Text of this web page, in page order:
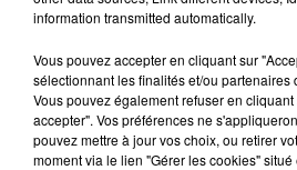
L'agenda de Toulouse du 03/
3 juin 2026 - 1 min 8 sec
L'AGENDA DE TOULOUSE
16H41
information transmitted automatically.
Vous pouvez accepter en cliquant sur
sélectionnant les finalités et/ou partenaires
Vous pouvez également refuser en
accepter". Vos préférences ne
pouvez mettre à jour vos choix, ou retirer
moment via le lien "Gérer les cookies"